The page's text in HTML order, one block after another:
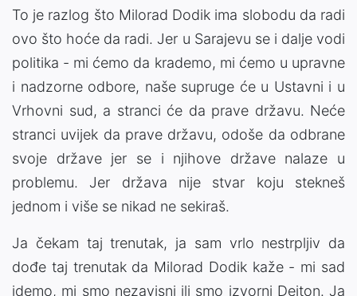
To je razlog što Milorad Dodik ima slobodu da radi
ovo što hoće da radi. Jer u Sarajevu se i dalje vodi
politika - mi ćemo da krademo, mi ćemo u upravne
i nadzorne odbore, naše supruge će u Ustavni i u
Vrhovni sud, a stranci će da prave državu. Neće
stranci uvijek da prave državu, odoše da odbrane
svoje države jer se i njihove države nalaze u
problemu. Jer država nije stvar koju stekneš
jednom i više se nikad ne sekiraš.
Ja čekam taj trenutak, ja sam vrlo nestrpljiv da
dođe taj trenutak da Milorad Dodik kaže - mi sad
idemo, mi smo nezavisni ili smo izvorni Dejton. Ja